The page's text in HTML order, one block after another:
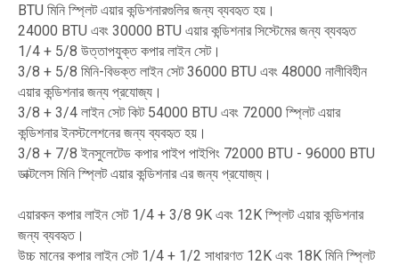
BTU মিনি স্প্লিট এয়ার কন্ডিশনারগুলির জন্য ব্যবহৃত হয়।
24000 BTU এবং 30000 BTU এয়ার কন্ডিশনার সিস্টেমের জন্য ব্যবহৃত
1/4 + 5/8 উত্তাপযুক্ত কপার লাইন সেট।
3/8 + 5/8 মিনি-বিভক্ত লাইন সেট 36000 BTU এবং 48000 নালীবিহীন
এয়ার কন্ডিশনার জন্য প্রযোজ্য।
3/8 + 3/4 লাইন সেট কিট 54000 BTU এবং 72000 স্প্লিট এয়ার
কন্ডিশনার ইনস্টলেশনের জন্য ব্যবহৃত হয়।
3/8 + 7/8 ইনসুলেটেড কপার পাইপ পাইপিং 72000 BTU - 96000 BTU
ডাক্টলেস মিনি স্প্লিট এয়ার কন্ডিশনার এর জন্য প্রযোজ্য।
এয়ারকন কপার লাইন সেট 1/4 + 3/8 9K এবং 12K স্প্লিট এয়ার কন্ডিশনার
জন্য ব্যবহৃত।
উচ্চ মানের কপার লাইন সেট 1/4 + 1/2 সাধারণত 12K এবং 18K মিনি স্প্লিট